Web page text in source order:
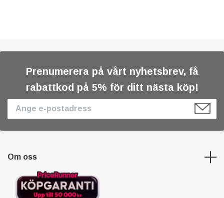
Prenumerera på vårt nyhetsbrev, få
rabattkod på 5% för ditt nästa köp!
Om oss